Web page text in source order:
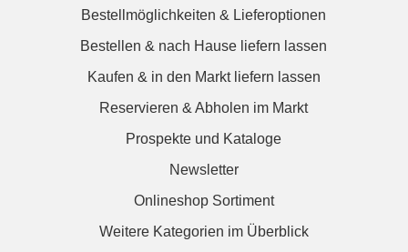
Bestellmöglichkeiten & Lieferoptionen
Bestellen & nach Hause liefern lassen
Kaufen & in den Markt liefern lassen
Reservieren & Abholen im Markt
Prospekte und Kataloge
Newsletter
Onlineshop Sortiment
Weitere Kategorien im Überblick